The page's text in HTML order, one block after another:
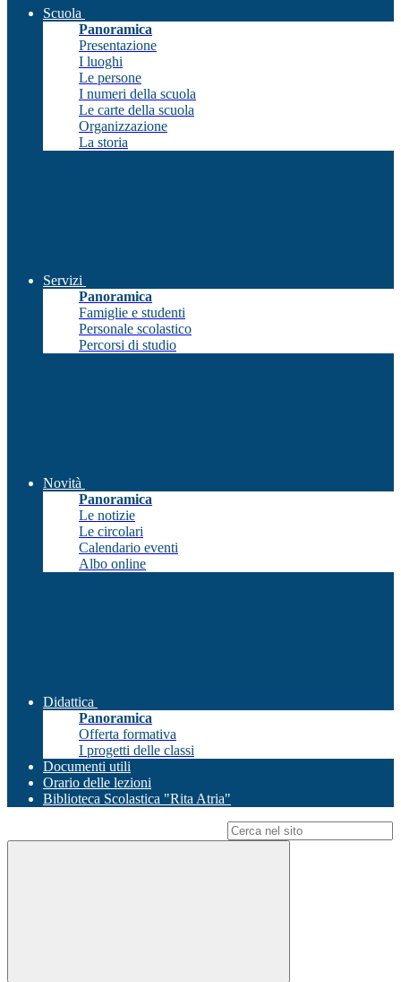
Scuola
Panoramica
Presentazione
I luoghi
Le persone
I numeri della scuola
Le carte della scuola
Organizzazione
La storia
Servizi
Panoramica
Famiglie e studenti
Personale scolastico
Percorsi di studio
Novità
Panoramica
Le notizie
Le circolari
Calendario eventi
Albo online
Didattica
Panoramica
Offerta formativa
I progetti delle classi
Documenti utili
Orario delle lezioni
Biblioteca Scolastica "Rita Atria"